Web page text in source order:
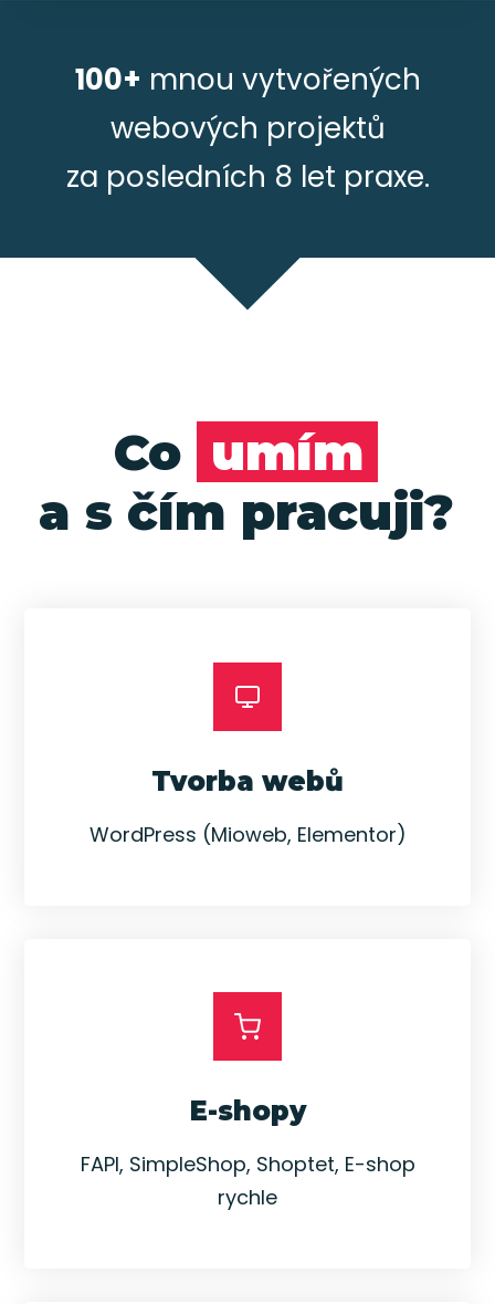
100+ mnou vytvořených
webových projektů
za posledních 8 let praxe.
Co umím
a s čím pracuji?
Tvorba webů
WordPress (Mioweb, Elementor)
E-shopy
FAPI, SimpleShop, Shoptet, E-shop
rychle